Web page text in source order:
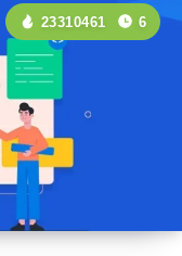
23310461 6